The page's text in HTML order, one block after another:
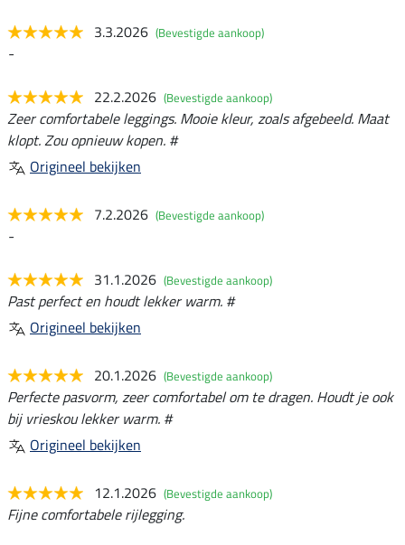
3.3.2026 (Bevestigde aankoop)
-
22.2.2026 (Bevestigde aankoop)
Zeer comfortabele leggings. Mooie kleur, zoals afgebeeld. Maat
klopt. Zou opnieuw kopen. #
Origineel bekijken
7.2.2026 (Bevestigde aankoop)
-
31.1.2026 (Bevestigde aankoop)
Past perfect en houdt lekker warm. #
Origineel bekijken
20.1.2026 (Bevestigde aankoop)
Perfecte pasvorm, zeer comfortabel om te dragen. Houdt je ook
bij vrieskou lekker warm. #
Origineel bekijken
12.1.2026 (Bevestigde aankoop)
Fijne comfortabele rijlegging.